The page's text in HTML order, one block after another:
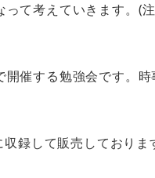
て考えていきます。(
催する勉強会です。時
録して販売しておりま